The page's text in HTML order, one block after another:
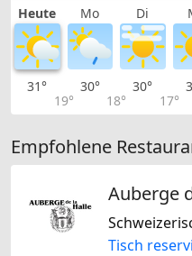
Heute Mo Di
31°
19°
30°
18°
30°
17°
Empfohlene
Auberge
Tisch